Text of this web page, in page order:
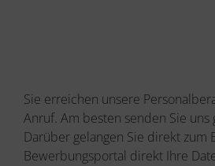
Sie erreichen unsere
Anruf. Am besten senden Sie
Darüber gelangen Sie direkt zum
Bewerbungsportal direkt Ihre